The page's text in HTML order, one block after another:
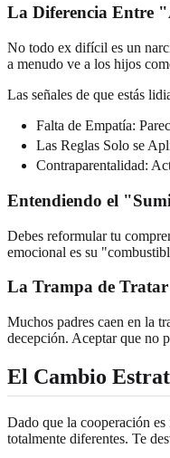
La Diferencia Entre
No todo ex difícil es un
a menudo ve a los hijos
Las señales de que estás
Falta de Empatía:
Las Reglas Solo se
Contraparentalidad:
Entendiendo el
Debes reformular tu
emocional es su
La Trampa de
Muchos padres caen en la
decepción. Aceptar que no
El Cambio
Dado que la cooperación
totalmente diferentes. Te